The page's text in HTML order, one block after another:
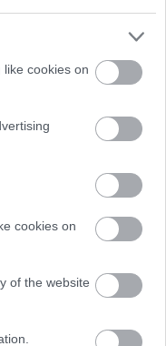
cookies on
cookies on
of the website